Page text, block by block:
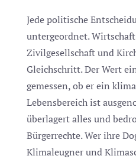
Jede politische
untergeordnet.
Zivilgesellschaft und
Gleichschritt. Der Wert
gemessen, ob er ein
Lebensbereich ist
überlagert alles und
Bürgerrechte. Wer ihre
Klimaleugner und